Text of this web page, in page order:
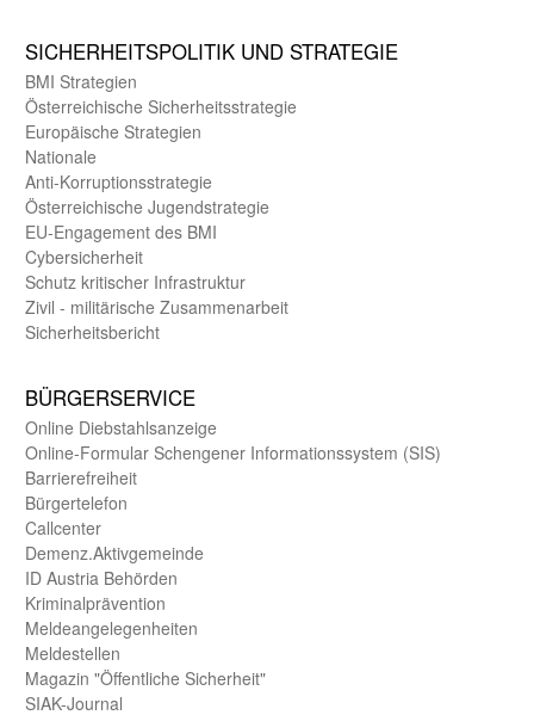
SICHER­HEITS­POLITIK UND STRATEGIE
BMI Strategien
Öster­reichische Sicherheits­strategie
Europäische Strategien
Nationale
Anti-Korruptions­strategie
Öster­reichische Jugend­strategie
EU-Engagement des BMI
Cybersicherheit
Schutz kritischer Infra­struktur
Zivil - militärische Zusammen­arbeit
Sicherheits­bericht
BÜRGER­SERVICE
Online Diebstahls­anzeige
Online-Formular Schengener Informationssystem (SIS)
Barriere­freiheit
Bürger­telefon
Call­center
Demenz.Aktiv­gemeinde
ID Austria Behörden
Kriminal­prävention
Melde­an­ge­le­gen­heiten
Meld­estellen
Magazin "Öffentliche Sicherheit"
SIAK-Journal